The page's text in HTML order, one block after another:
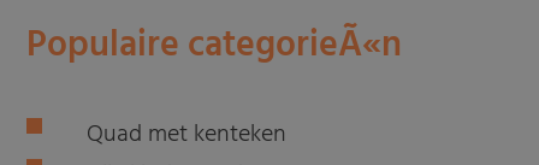
Populaire categorieÃ«n
Quad met kenteken